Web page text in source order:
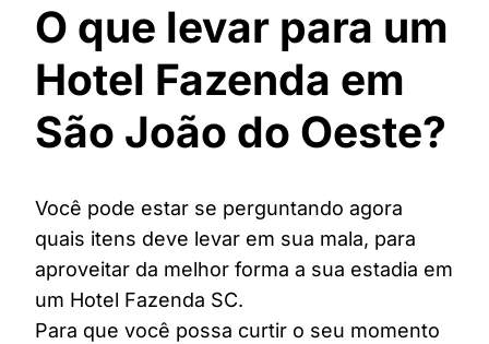
O que levar para um
Hotel Fazenda em
São João do Oeste?
Você pode estar se perguntando agora
quais itens deve levar em sua mala, para
aproveitar da melhor forma a sua estadia em
um Hotel Fazenda SC.
Para que você possa curtir o seu momento